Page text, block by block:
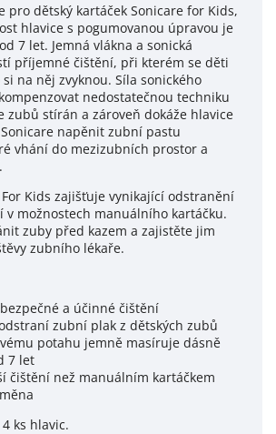
pro dětský kartáček Sonicare for Kids,
hlavice s pogumovanou úpravou je
7 let. Jemná vlákna a sonická
příjemné čištění, při kterém se děti
na něj zvyknou. Síla sonického
nedostatečnou techniku
zubů stírán a zároveň dokáže hlavice
napěnit zubní pastu
vhání do mezizubních prostor a
Kids zajišťuje vynikající odstranění
v možnostech manuálního kartáčku.
zuby před kazem a zajistěte jim
zubního lékaře.
a účinné čištění
zubní plak z dětských zubů
potahu jemně masíruje dásně
7 let
čištění než manuálním kartáčkem
ks hlavic.